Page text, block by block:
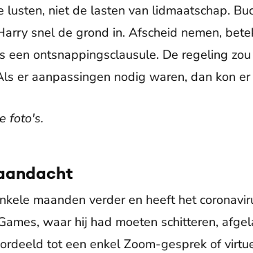
lusten, niet de lasten van lidmaatschap.
snel de grond in. Afscheid nemen,
een ontsnappingsclausule. De regeling
er aanpassingen nodig waren, dan kon
foto's.
maanden verder en heeft het
waar hij had moeten schitteren,
tot een enkel Zoom-gesprek of